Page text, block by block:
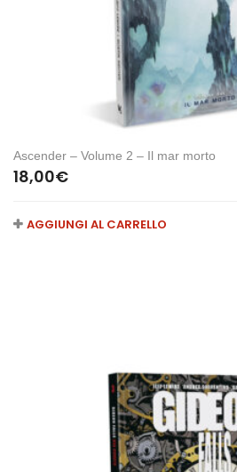
Ascender – Volume 2 – Il mar morto
18,00€
AGGIUNGI AL CARRELLO